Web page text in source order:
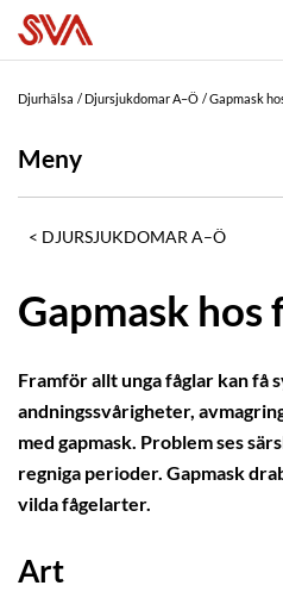
Djurhälsa Djursjukdomar A–Ö Gapmask
Meny
DJURSJUKDOMAR A–Ö
Gapmask hos
Framför allt unga fåglar kan få
andningssvårigheter,
med gapmask. Problem ses
regniga perioder. Gapmask
vilda fågelarter.
Art